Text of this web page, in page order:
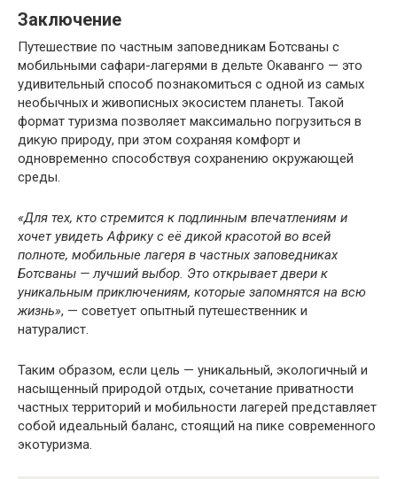
Заключение
Путешествие по частным заповедникам Ботсваны с
мобильными сафари-лагерями в дельте Окаванго — это
удивительный способ познакомиться с одной из самых
необычных и живописных экосистем планеты. Такой
формат туризма позволяет максимально погрузиться в
дикую природу, при этом сохраняя комфорт и
одновременно способствуя сохранению окружающей
среды.
«Для тех, кто стремится к подлинным впечатлениям и
хочет увидеть Африку с её дикой красотой во всей
полноте, мобильные лагеря в частных заповедниках
Ботсваны — лучший выбор. Это открывает двери к
уникальным приключениям, которые запомнятся на всю
жизнь», — советует опытный путешественник и
натуралист.
Таким образом, если цель — уникальный, экологичный и
насыщенный природой отдых, сочетание приватности
частных территорий и мобильности лагерей представляет
собой идеальный баланс, стоящий на пике современного
экотуризма.